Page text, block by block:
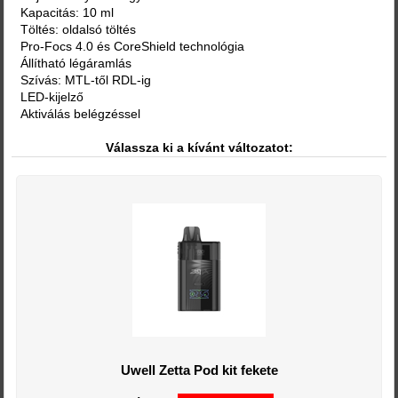
Kapacitás: 10 ml
Töltés: oldalsó töltés
Pro-Focs 4.0 és CoreShield technológia
Állítható légáramlás
Szívás: MTL-től RDL-ig
LED-kijelző
Aktiválás belégzéssel
Válassza ki a kívánt változatot:
Uwell Zetta Pod kit fekete